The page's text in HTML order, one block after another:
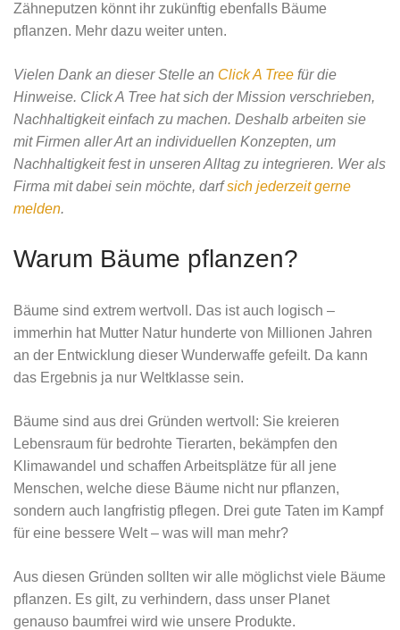
Zähneputzen könnt ihr zukünftig ebenfalls Bäume
pflanzen. Mehr dazu weiter unten.
Vielen Dank an dieser Stelle an Click A Tree für die
Hinweise. Click A Tree hat sich der Mission verschrieben,
Nachhaltigkeit einfach zu machen. Deshalb arbeiten sie
mit Firmen aller Art an individuellen Konzepten, um
Nachhaltigkeit fest in unseren Alltag zu integrieren. Wer als
Firma mit dabei sein möchte, darfsich jederzeit gerne
melden.
Warum Bäume pflanzen?
Bäume sind extrem wertvoll. Das ist auch logisch –
immerhin hat Mutter Natur hunderte von Millionen Jahren
an der Entwicklung dieser Wunderwaffe gefeilt. Da kann
das Ergebnis ja nur Weltklasse sein.
Bäume sind aus drei Gründen wertvoll: Sie kreieren
Lebensraum für bedrohte Tierarten, bekämpfen den
Klimawandel und schaffen Arbeitsplätze für all jene
Menschen, welche diese Bäume nicht nur pflanzen,
sondern auch langfristig pflegen. Drei gute Taten im Kampf
für eine bessere Welt – was will man mehr?
Aus diesen Gründen sollten wir alle möglichst viele Bäume
pflanzen. Es gilt, zu verhindern, dass unser Planet
genauso baumfrei wird wie unsere Produkte.